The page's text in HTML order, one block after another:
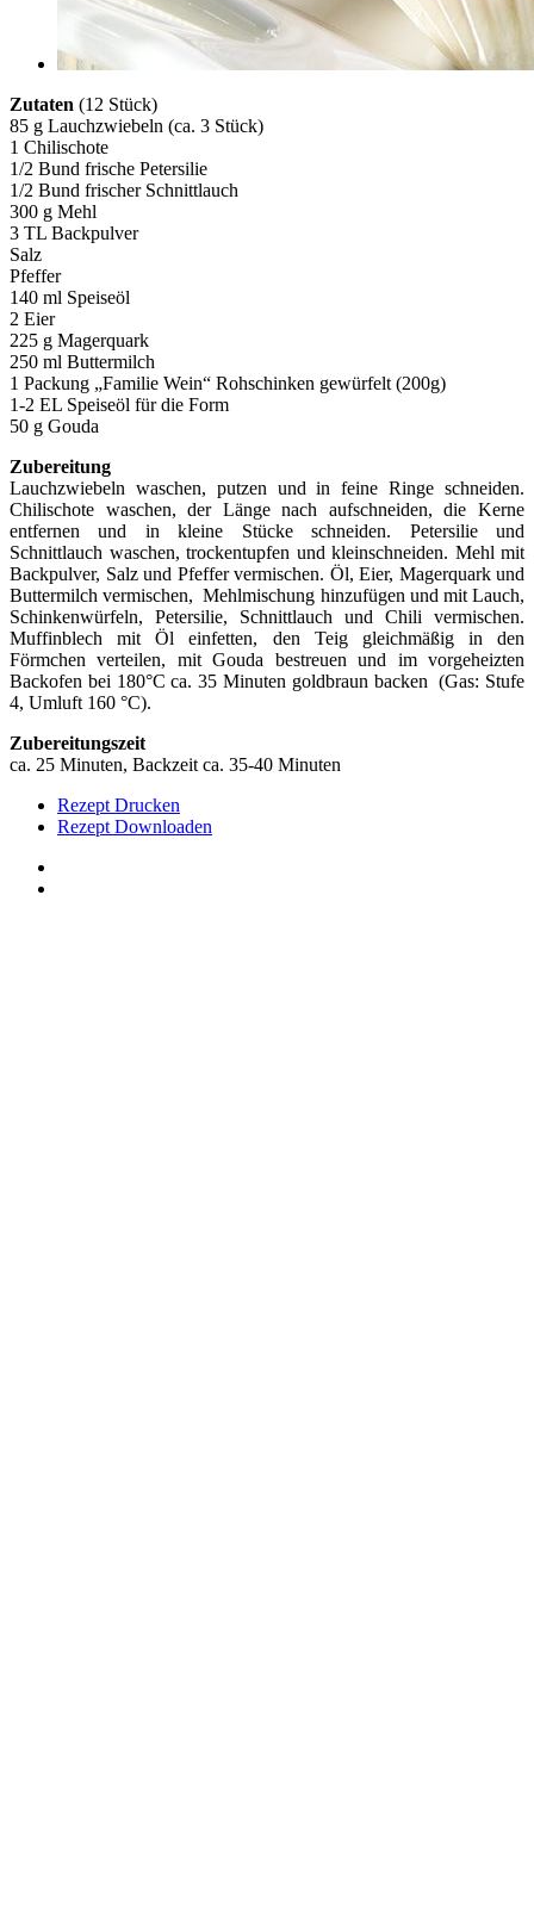
Zutaten (12 Stück)
85 g Lauchzwiebeln (ca. 3 Stück)
1 Chilischote
1/2 Bund frische Petersilie
1/2 Bund frischer Schnittlauch
300 g Mehl
3 TL Backpulver
Salz
Pfeffer
140 ml Speiseöl
2 Eier
225 g Magerquark
250 ml Buttermilch
1 Packung „Familie Wein“ Rohschinken gewürfelt (200g)
1-2 EL Speiseöl für die Form
50 g Gouda
Zubereitung
Lauchzwiebeln waschen, putzen und in feine Ringe schneiden.
Chilischote waschen, der Länge nach aufschneiden, die Kerne
entfernen und in kleine Stücke schneiden. Petersilie und
Schnittlauch waschen, trockentupfen und kleinschneiden. Mehl mit
Backpulver, Salz und Pfeffer vermischen. Öl, Eier, Magerquark und
Buttermilch vermischen, Mehlmischung hinzufügen und mit Lauch,
Schinkenwürfeln, Petersilie, Schnittlauch und Chili vermischen.
Muffinblech mit Öl einfetten, den Teig gleichmäßig in den
Förmchen verteilen, mit Gouda bestreuen und im vorgeheizten
Backofen bei 180°C ca. 35 Minuten goldbraun backen (Gas: Stufe
4, Umluft 160 °C).
Zubereitungszeit
ca. 25 Minuten, Backzeit ca. 35-40 Minuten
Rezept Drucken
Rezept Downloaden